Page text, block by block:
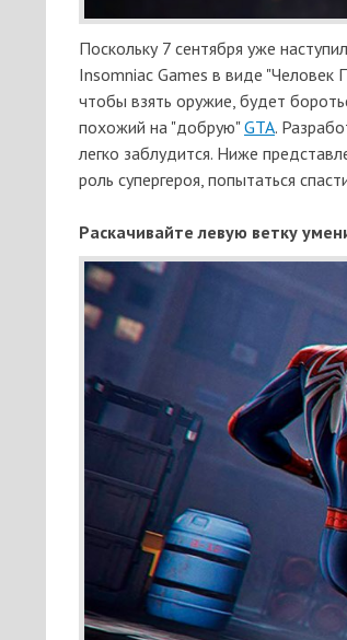
Поскольку 7 сентября уже
Insomniac Games в виде "Человек
чтобы взять оружие, будет
похожий на "добрую"GTA.
легко заблудится. Ниже
роль супергероя, попытаться
Раскачивайте левую ветку